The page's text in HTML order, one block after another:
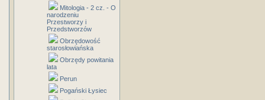
Mitologia - 2 cz. - O
narodzeniu
Przestworzy i
Przedstworzów
Obrzędowość
starosłowiańska
Obrzędy powitania
lata
Perun
Pogański Łysiec